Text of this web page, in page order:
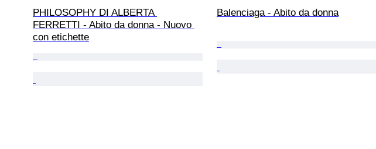
PHILOSOPHY DI ALBERTA
FERRETTI - Abito da donna - Nuovo
con etichette
Balenciaga - Abito da donna